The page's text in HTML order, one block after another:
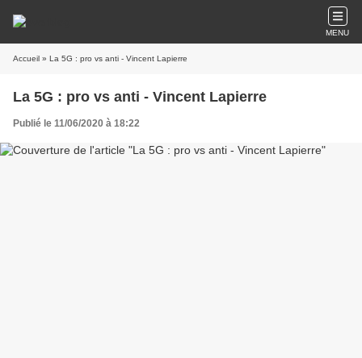
MENU
Accueil » La 5G : pro vs anti - Vincent Lapierre
La 5G : pro vs anti - Vincent Lapierre
Publié le 11/06/2020 à 18:22